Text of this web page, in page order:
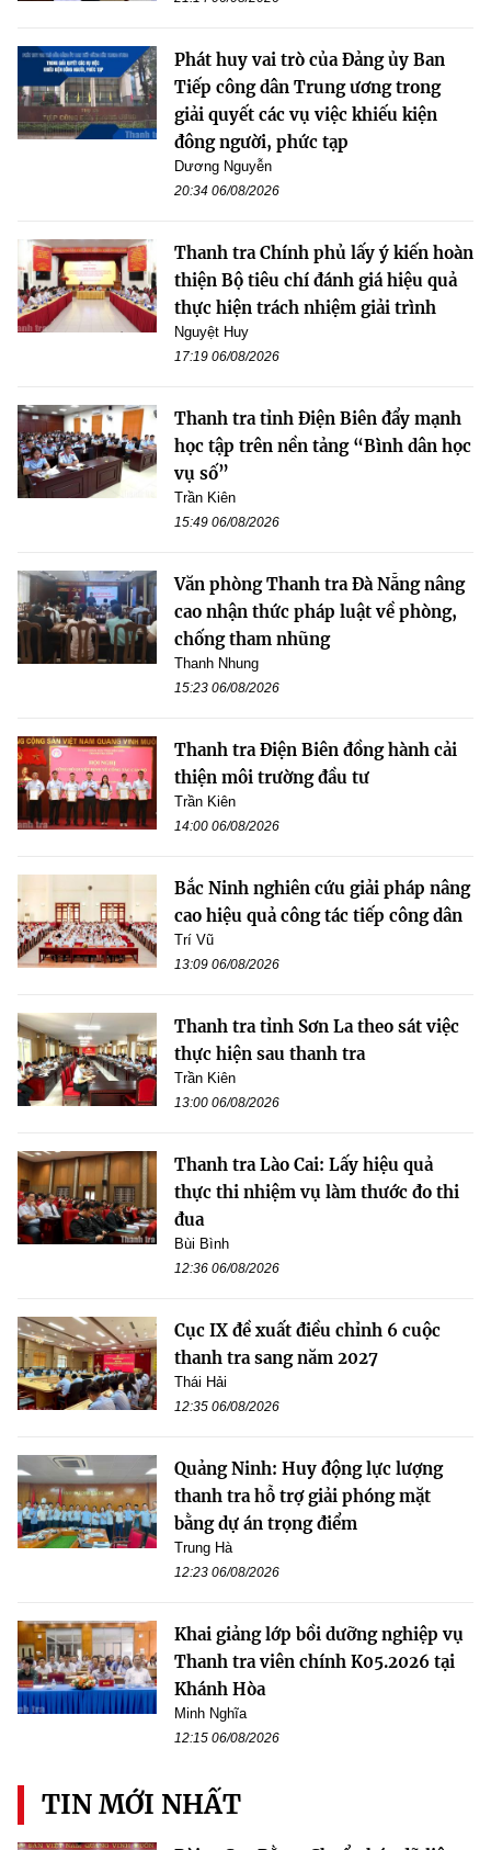
Phát huy vai trò của Đảng ủy Ban
Tiếp công dân Trung ương trong
giải quyết các vụ việc khiếu kiện
đông người, phức tạp
Dương Nguyễn
20:34 06/08/2026
Thanh tra Chính phủ lấy ý kiến hoàn
thiện Bộ tiêu chí đánh giá hiệu quả
thực hiện trách nhiệm giải trình
Nguyệt Huy
17:19 06/08/2026
Thanh tra tỉnh Điện Biên đẩy mạnh
học tập trên nền tảng “Bình dân học
vụ số”
Trần Kiên
15:49 06/08/2026
Văn phòng Thanh tra Đà Nẵng nâng
cao nhận thức pháp luật về phòng,
chống tham nhũng
Thanh Nhung
15:23 06/08/2026
Thanh tra Điện Biên đồng hành cải
thiện môi trường đầu tư
Trần Kiên
14:00 06/08/2026
Bắc Ninh nghiên cứu giải pháp nâng
cao hiệu quả công tác tiếp công dân
Trí Vũ
13:09 06/08/2026
Thanh tra tỉnh Sơn La theo sát việc
thực hiện sau thanh tra
Trần Kiên
13:00 06/08/2026
Thanh tra Lào Cai: Lấy hiệu quả
thực thi nhiệm vụ làm thước đo thi
đua
Bùi Bình
12:36 06/08/2026
Cục IX đề xuất điều chỉnh 6 cuộc
thanh tra sang năm 2027
Thái Hải
12:35 06/08/2026
Quảng Ninh: Huy động lực lượng
thanh tra hỗ trợ giải phóng mặt
bằng dự án trọng điểm
Trung Hà
12:23 06/08/2026
Khai giảng lớp bồi dưỡng nghiệp vụ
Thanh tra viên chính K05.2026 tại
Khánh Hòa
Minh Nghĩa
12:15 06/08/2026
TIN MỚI NHẤT